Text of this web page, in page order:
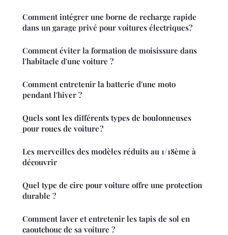
Comment intégrer une borne de recharge rapide
dans un garage privé pour voitures électriques?
Comment éviter la formation de moisissure dans
l'habitacle d'une voiture ?
Comment entretenir la batterie d'une moto
pendant l'hiver ?
Quels sont les différents types de boulonneuses
pour roues de voiture ?
Les merveilles des modèles réduits au 1/18ème à
découvrir
Quel type de cire pour voiture offre une protection
durable ?
Comment laver et entretenir les tapis de sol en
caoutchouc de sa voiture ?